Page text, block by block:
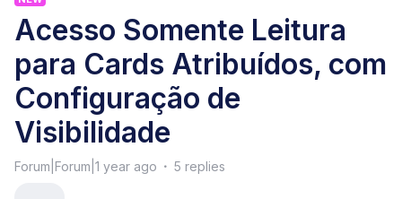
Acesso Somente Leitura
para Cards Atribuídos, com
Configuração de
Visibilidade
Forum|Forum|1 year ago 5 replies